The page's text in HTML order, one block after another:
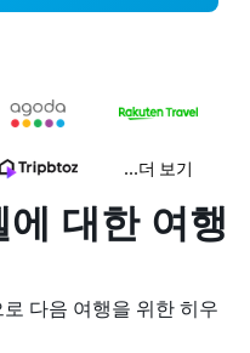
...더 보기
대한 여행
다음 여행을 위한 히우